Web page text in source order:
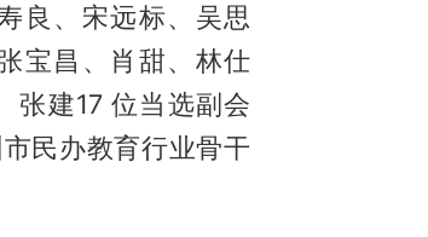
良、宋远标、吴思
宝昌、肖甜、林仕
张建17 位当选副会
民办教育行业骨干